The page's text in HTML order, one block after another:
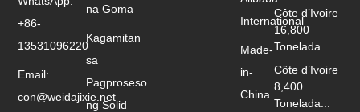
International
Made-
in-
China
na Goma
Kagamitan
sa
Pagproseso
ng Solid
Côte d’Ivoire
16,800
Tonelada...
Côte d’Ivoire
8,400
Tonelada...
+86-
13531096220
Email:
con@weidajixie.net